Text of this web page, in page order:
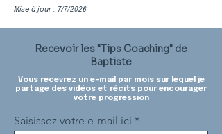
Mise à jour : 7/7/2026
Recevoir les "Tips Coaching" de
Baptiste
Vous recevrez un e-mail par mois sur lequel je
partage des vidéos et récits pour encourager
votre progression
Saisissez votre e-mail ici